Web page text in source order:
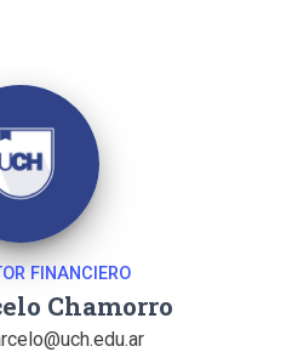
FINANCIERO
Chamorro